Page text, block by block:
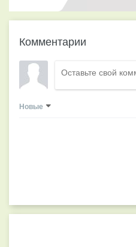
Комментарии
Новые